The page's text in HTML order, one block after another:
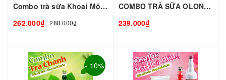
Combo trà sữa Khoai Môn-Lớn
262.000₫
288.000₫
COMBO TRÀ SỮA OLONG Chuẩn Vị Đài Loan – Thơm Ngon Độc Đáo – Combo Tiện Lợi
239.000₫
- 10%